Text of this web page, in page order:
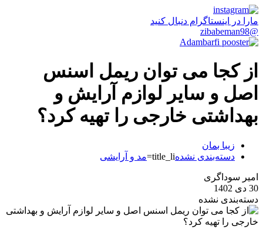
مارا در اینستاگرام دنبال کنید
@zibabeman98
از کجا می توان ریمل اسنس
اصل و سایر لوازم آرایش و
بهداشتی خارجی را تهیه کرد؟
زیبا بمان
دسته‌بندی نشدهtitle_li= مد و آرایشی
امیر سوداگری
30 دی 1402
دسته‌بندی نشده